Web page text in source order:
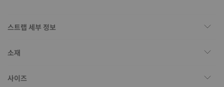
스트랩 세부 정보
소재
사이즈